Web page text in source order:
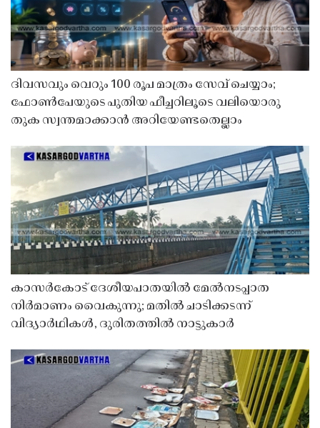
ദിവസവും വെറും 100 രൂപ മാത്രം സേവ് ചെയ്യാം;
ഫോൺപേയുടെ പുതിയ ഫീച്ചറിലൂടെ വലിയൊരു
തുക സ്വന്തമാക്കാൻ അറിയേണ്ടതെല്ലാം
കാസർകോട് ദേശീയപാതയിൽ മേൽനടപ്പാത
നിർമാണം വൈകുന്നു; മതിൽ ചാടിക്കടന്ന്
വിദ്യാർഥികൾ, ദുരിതത്തിൽ നാട്ടുകാർ